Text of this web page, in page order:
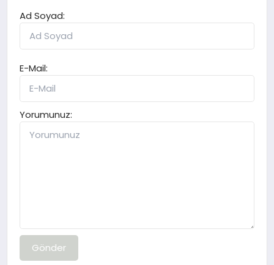
Ad Soyad:
E-Mail:
Yorumunuz:
Gönder